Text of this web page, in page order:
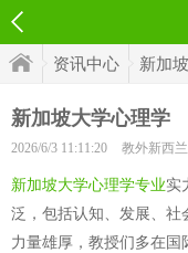
资讯中心 新加
新加坡大学心理学
2026/6/3 11:11:20 教外新西
新加坡大学心理学专业实
泛，包括认知、发展、社
力量雄厚，教授们多在